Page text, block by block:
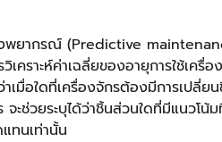
งพยากรณ์ (Predictive
เคราะห์ค่าเฉลี่ยของอายุการใช้เครื่
มื่อใดที่เครื่องจักรต้องมีการเปลี่
ช่วยระบุได้ว่าชิ้นส่วนใดที่มีแนวโน้ม
ทนเท่านั้น